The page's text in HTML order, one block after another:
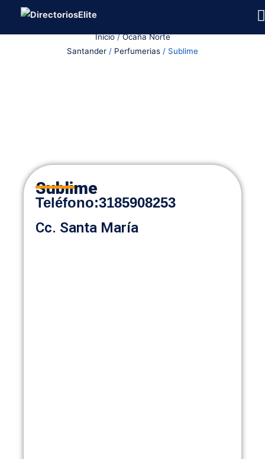
Inicio/Ocaña Norte
Santander / Perfumerias / Sublime
Sublime
Teléfono:3185908253
Cc. Santa María